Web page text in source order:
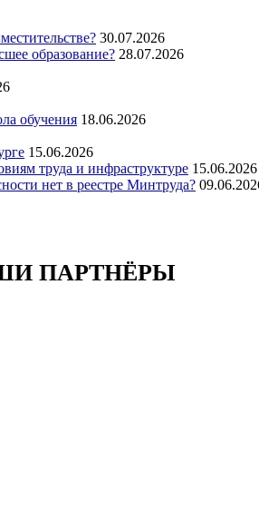
30.07.2026
образование? 28.07.2026
обучения 18.06.2026
15.06.2026
труда и инфраструктуре 15.06.2026
нет в реестре Минтруда?
ПАРТНЁРЫ